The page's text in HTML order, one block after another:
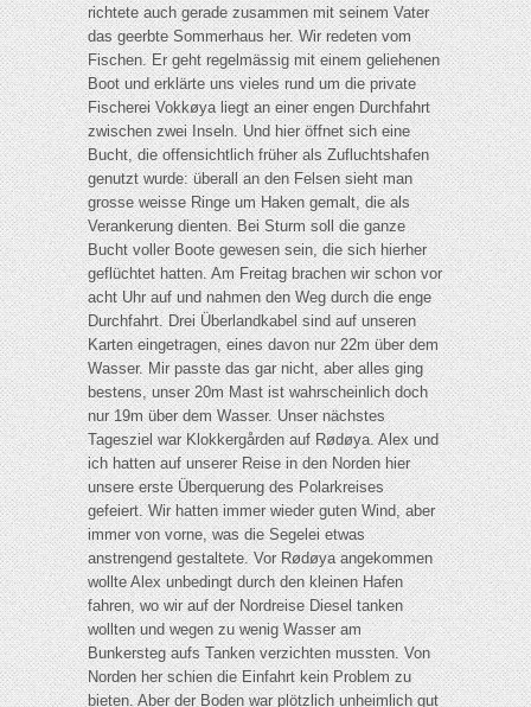
richtete auch gerade zusammen mit seinem Vater
das geerbte Sommerhaus her. Wir redeten vom
Fischen. Er geht regelmässig mit einem geliehenen
Boot und erklärte uns vieles rund um die private
Fischerei Vokkøya liegt an einer engen Durchfahrt
zwischen zwei Inseln. Und hier öffnet sich eine
Bucht, die offensichtlich früher als Zufluchtshafen
genutzt wurde: überall an den Felsen sieht man
grosse weisse Ringe um Haken gemalt, die als
Verankerung dienten. Bei Sturm soll die ganze
Bucht voller Boote gewesen sein, die sich hierher
geflüchtet hatten. Am Freitag brachen wir schon vor
acht Uhr auf und nahmen den Weg durch die enge
Durchfahrt. Drei Überlandkabel sind auf unseren
Karten eingetragen, eines davon nur 22m über dem
Wasser. Mir passte das gar nicht, aber alles ging
bestens, unser 20m Mast ist wahrscheinlich doch
nur 19m über dem Wasser. Unser nächstes
Tagesziel war Klokkergården auf Rødøya. Alex und
ich hatten auf unserer Reise in den Norden hier
unsere erste Überquerung des Polarkreises
gefeiert. Wir hatten immer wieder guten Wind, aber
immer von vorne, was die Segelei etwas
anstrengend gestaltete. Vor Rødøya angekommen
wollte Alex unbedingt durch den kleinen Hafen
fahren, wo wir auf der Nordreise Diesel tanken
wollten und wegen zu wenig Wasser am
Bunkersteg aufs Tanken verzichten mussten. Von
Norden her schien die Einfahrt kein Problem zu
bieten. Aber der Boden war plötzlich unheimlich gut